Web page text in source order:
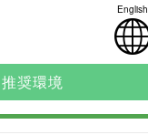
English
推奨環境